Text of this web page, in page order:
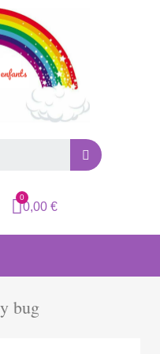
0,00 €
bug